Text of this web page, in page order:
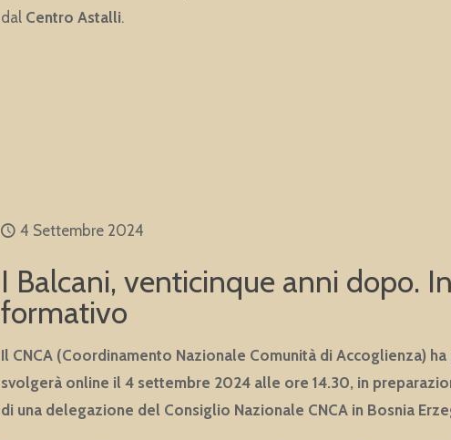
dal Centro Astalli.
4 Settembre 2024
I Balcani, venticinque anni dopo.
formativo
Il CNCA (Coordinamento Nazionale Comunità di Accoglienza)
svolgerà online il 4 settembre 2024 alle ore 14.30, in
di una delegazione del Consiglio Nazionale CNCA in Bosnia